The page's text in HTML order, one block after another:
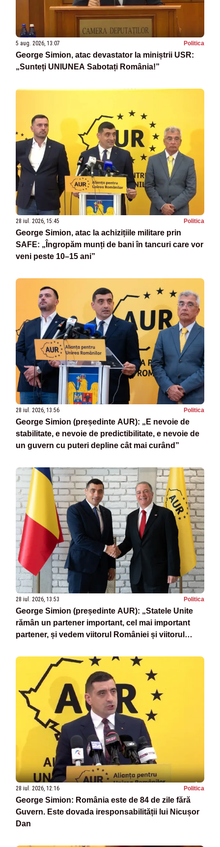
5 aug. 2026, 13:07 Politica
George Simion, atac devastator la miniștrii USR:
„Sunteți UNIUNEA Sabotați România!”
28 iul. 2026, 15:45 Politica
George Simion, atac la achizițiile militare prin
SAFE: „Îngropăm munți de bani în tancuri care vor
veni peste 10–15 ani”
28 iul. 2026, 13:56 Politica
George Simion (președinte AUR): „E nevoie de
stabilitate, e nevoie de predictibilitate, e nevoie de
un guvern cu puteri depline cât mai curând”
28 iul. 2026, 13:53 Politica
George Simion (președinte AUR): „Statele Unite
rămân un partener important, cel mai important
partener, și vedem viitorul României și viitorul
28 iul. 2026, 12:16 Politica
George Simion: România este de 84 de zile fără
Guvern. Este dovada iresponsabilității lui Nicușor
Dan